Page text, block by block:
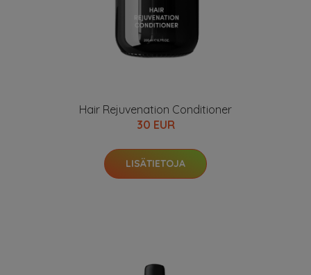
Hair Rejuvenation Conditioner
30 EUR
LISÄTIETOJA